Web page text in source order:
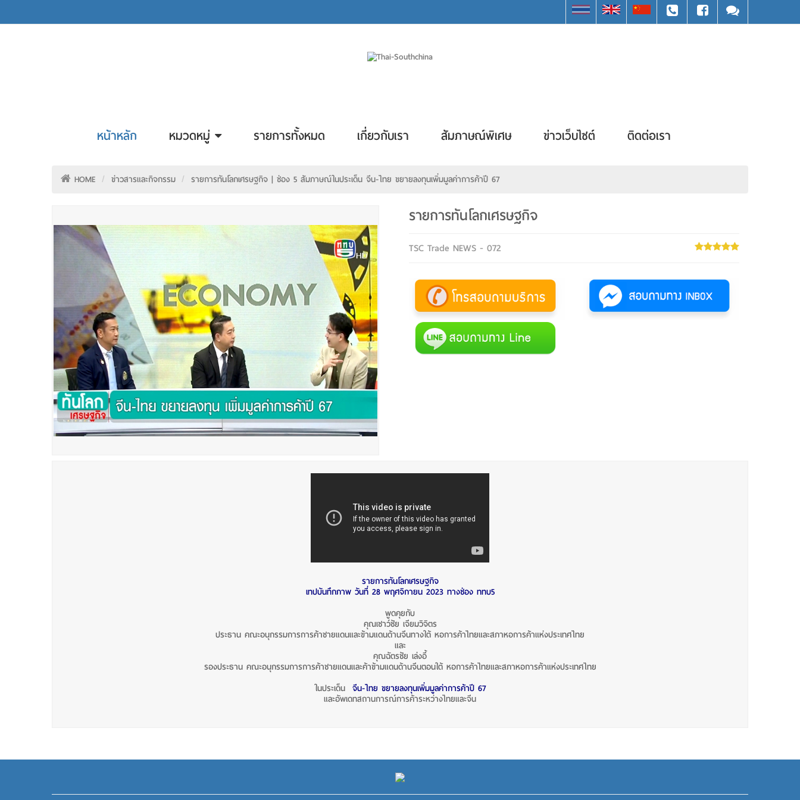
หน้าหลัก หมวดหมู่ รายการทั้งหมด เกี่ยวกับเรา สัมภาษณ์พิเศษ ข่าวเว็บไซต์ ติดต่อเรา
HOME ข่าวสารและกิจกรรม รายการทันโลกเศรษฐกิจ | ช่อง 5 สัมภาษณ์ในประเด็น จีน-ไทย ขยายลงทุนเพิ่มมูลค่าการค้าปี 67
รายการทันโลกเศรษฐกิจ
TSC Trade NEWS - 072
รายการทันโลกเศรษฐกิจ
เทปบันทึกภาพ วันที่ 28 พฤศจิกายน 2023 ทางช่อง ททบ5
พูดคุยกับ
คุณเชาว์ชัย เจียมวิจิตร
ประธาน คณะอนุกรรมการการค้าชายแดนและข้ามแดนด้านจีนทางใต้ หอการค้าไทยและสภาหอการค้าแห่งประเทศไทย
และ
คุณฉัตรชัย เล่งอี้
รองประธาน คณะอนุกรรมการการค้าชายแดนและค้าข้ามแดนด้านจีนตอนใต้ หอการค้าไทยและสภาหอการค้าแห่งประเทศไทย
ในประเด็น จีน-ไทย ขยายลงทุนเพิ่มมูลค่าการค้าปี 67
และอัพเดทสถานการณ์การค้าระหว่างไทยและจีน